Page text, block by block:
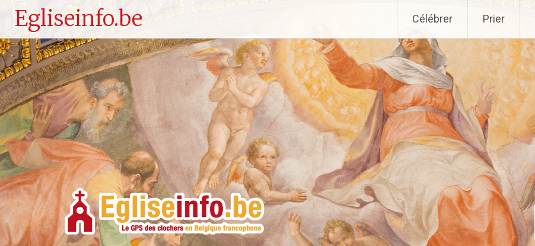
Egliseinfo.be
au
principal
Célébrer Prier